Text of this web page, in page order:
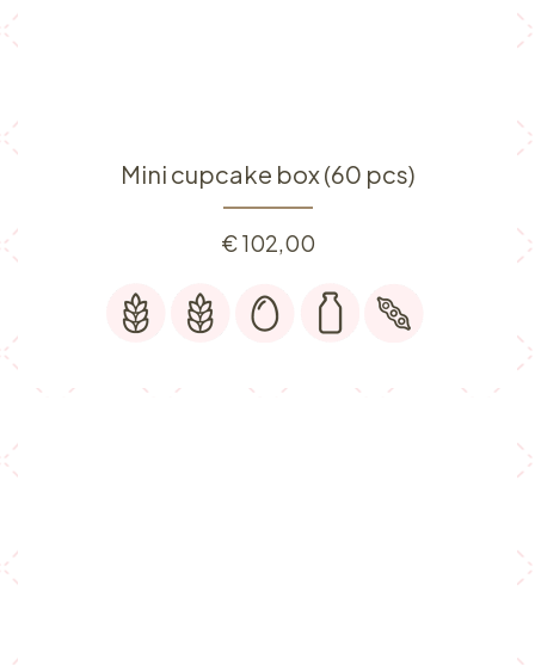
Mini cupcake box (60 pcs)
€102,00